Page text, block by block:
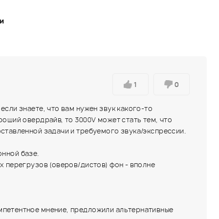
1 0
знаете, что вам нужен звук какого-то
овердрайв, то 3000V может стать тем, что
задачи и требуемого звука/экспрессии.
базе.
перегрузов (оверов/дистов) фон - вполне
мнение, предложили альтернативные